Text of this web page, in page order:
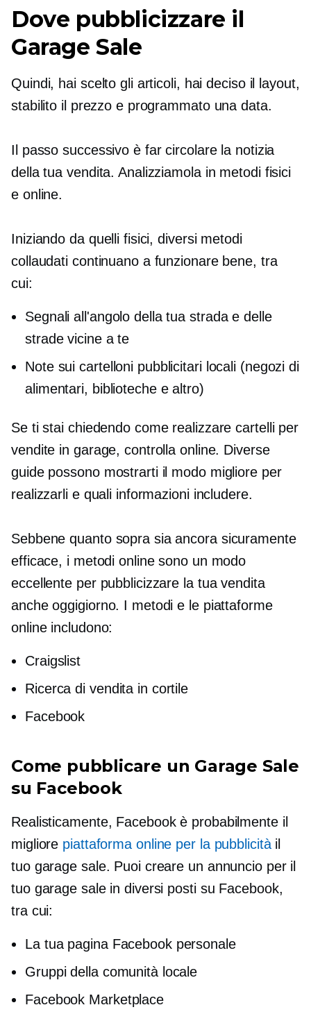
Dove pubblicizzare il
Garage Sale
Quindi, hai scelto gli articoli, hai deciso il layout,
stabilito il prezzo e programmato una data.
Il passo successivo è far circolare la notizia
della tua vendita. Analizziamola in metodi fisici
e online.
Iniziando da quelli fisici, diversi metodi
collaudati continuano a funzionare bene, tra
cui:
Segnali all'angolo della tua strada e delle
strade vicine a te
Note sui cartelloni pubblicitari locali (negozi di
alimentari, biblioteche e altro)
Se ti stai chiedendo come realizzare cartelli per
vendite in garage, controlla online. Diverse
guide possono mostrarti il ​​modo migliore per
realizzarli e quali informazioni includere.
Sebbene quanto sopra sia ancora sicuramente
efficace, i metodi online sono un modo
eccellente per pubblicizzare la tua vendita
anche oggigiorno. I metodi e le piattaforme
online includono:
Craigslist
Ricerca di vendita in cortile
Facebook
Come pubblicare un Garage Sale
su Facebook
Realisticamente, Facebook è probabilmente il
migliore piattaforma online per la pubblicitàil
tuo garage sale. Puoi creare un annuncio per il
tuo garage sale in diversi posti su Facebook,
tra cui:
La tua pagina Facebook personale
Gruppi della comunità locale
Facebook Marketplace